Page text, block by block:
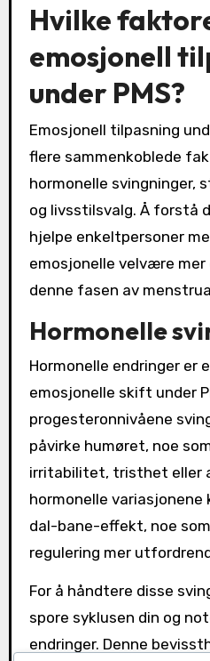
Hvilke
emosjonell
under PMS?
Emosjonell tilpasning
flere sammenkoblede
hormonelle svingninger,
og livsstilsvalg. Å forstå
hjelpe enkeltpersoner
emosjonelle velvære
denne fasen av
Hormonelle
Hormonelle endringer
emosjonelle skift under
progesteronnivåene
påvirke humøret, noe
irritabilitet, tristhet eller
hormonelle variasjonene
dal-bane-effekt, noe
regulering mer
For å håndtere disse
spore syklusen din og
endringer. Denne